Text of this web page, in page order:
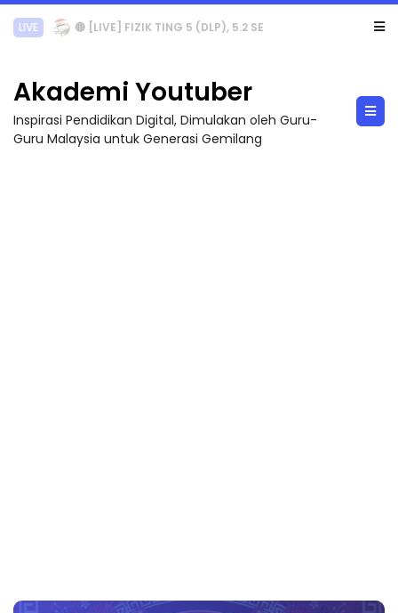
LIVE 🔴 [LIVE] PRINSIP PERAKAUNAN, PECUT SKOR SOALAN 1 TRIAL OLEH CIKGU WAN...
Akademi Youtuber
Inspirasi Pendidikan Digital, Dimulakan oleh Guru-
Guru Malaysia untuk Generasi Gemilang